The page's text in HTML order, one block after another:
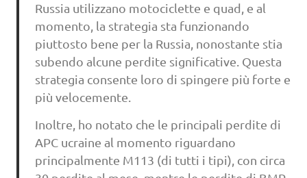
Russia utilizzano motociclette e quad, e al
momento, la strategia sta funzionando
piuttosto bene per la Russia, nonostante stia
subendo alcune perdite significative. Questa
strategia consente loro di spingere più forte e
più velocemente.
Inoltre, ho notato che le principali perdite di
APC ucraine al momento riguardano
principalmente M113 (di tutti i tipi), con circa